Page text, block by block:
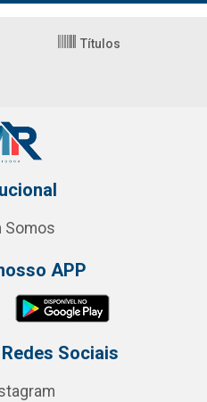
Títulos
Somos
APP
Sociais